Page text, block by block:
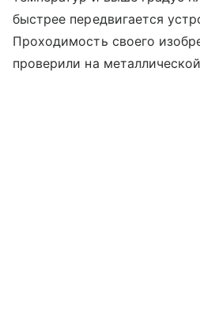
быстрее передвигается
Проходимость своего
проверили на